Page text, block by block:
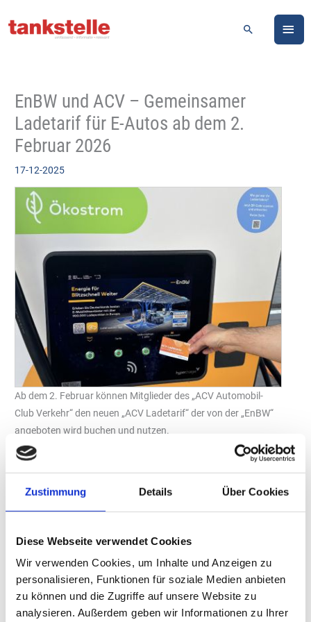
Zustimmung Details Über Cookies
Diese Webseite verwendet Cookies
Wir verwenden Cookies, um Inhalte und Anzeigen zu
personalisieren, Funktionen für soziale Medien anbieten
zu können und die Zugriffe auf unsere Website zu
analysieren. Außerdem geben wir Informationen zu Ihrer
Inhalt
Suchen
EnBW und ACV – Gemeinsamer
Ladetarif für E-Autos ab dem 2.
Februar 2026
17-12-2025
Ab dem 2. Februar können Mitglieder des „ACV Automobil-
Club Verkehr“ den neuen „ACV Ladetarif“ der von der „EnBW“
angeboten wird buchen und nutzen.
Foto: EnBW
Das Energieunternehmen „EnBW“ und der „ACV Automobil-Club
Elektromobilität. Mit dem neuen „ACV Ladetarif“ können die über
„Mit der Kooperation setzen wir ein Zeichen für die Zukunft der
Elektromobilität“, erklärt Lars Jacobs, Chief Commercial Officer E-
Mobilität bei der „EnBW“. „Gemeinsam mit dem „ACV“ möchten